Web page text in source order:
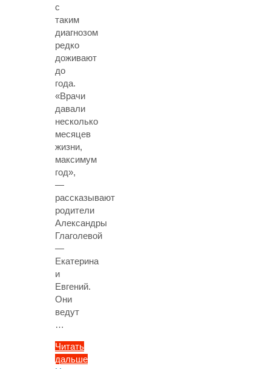
с
таким
диагнозом
редко
доживают
до
года.
«Врачи
давали
несколько
месяцев
жизни,
максимум
год»,
—
рассказывают
родители
Александры
Глаголевой
—
Екатерина
и
Евгений.
Они
ведут
…
Читать
дальше